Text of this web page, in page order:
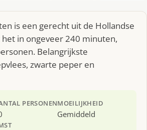
is een gerecht uit de Hollandse
het in ongeveer 240 minuten,
Belangrijkste
zwarte peper en
PERSONENMOEILIJKHEID
Gemiddeld